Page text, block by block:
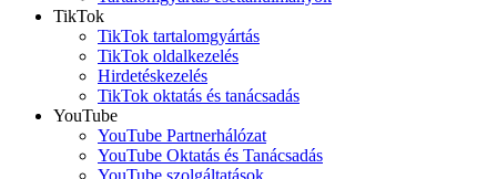
TikTok
TikTok tartalomgyártás
TikTok oldalkezelés
Hirdetéskezelés
TikTok oktatás és tanácsadás
YouTube
YouTube Partnerhálózat
YouTube Oktatás és Tanácsadás
YouTube szolgáltatások